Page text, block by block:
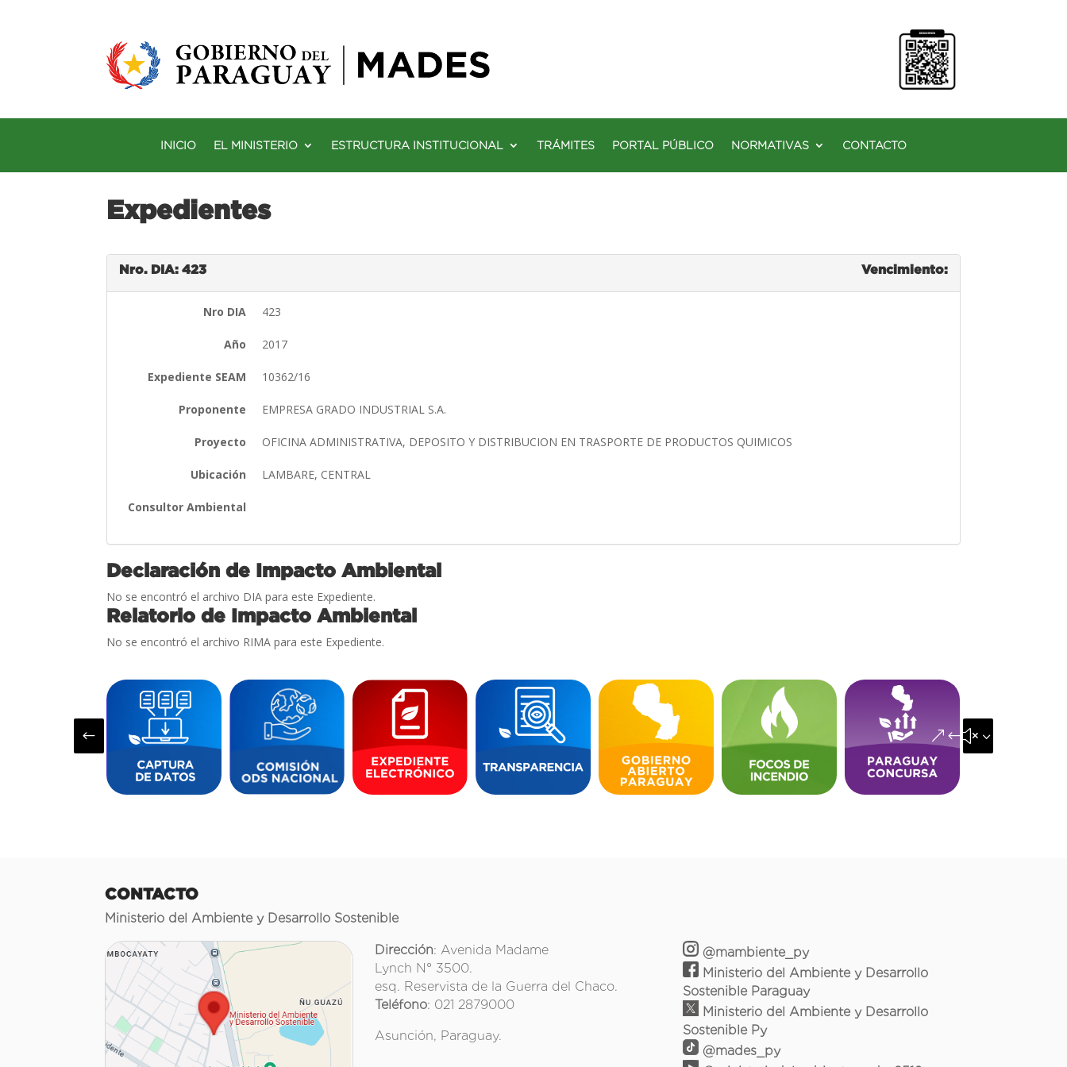
INICIO EL MINISTERIO ESTRUCTURA INSTITUCIONAL TRÁMITES PORTAL PÚBLICO NORMATIVAS CONTACTO
Expedientes
Nro. DIA: 423 Vencimiento:
Nro DIA 423
Año 2017
Expediente SEAM 10362/16
Proponente EMPRESA GRADO INDUSTRIAL S.A.
Proyecto OFICINA ADMINISTRATIVA, DEPOSITO Y DISTRIBUCION EN TRASPORTE DE PRODUCTOS QUIMICOS
Ubicación LAMBARE, CENTRAL
Consultor Ambiental
Declaración de Impacto Ambiental
No se encontró el archivo DIA para este Expediente.
Relatorio de Impacto Ambiental
No se encontró el archivo RIMA para este Expediente.
# &#x35;
CONTACTO
Ministerio del Ambiente y Desarrollo Sostenible
Dirección: Avenida Madame
Lynch N° 3500.
esq. Reservista de la Guerra del Chaco.
Teléfono: 021 2879000
Asunción, Paraguay.
@mambiente_py
Ministerio del Ambiente y Desarrollo
Sostenible Paraguay
Ministerio del Ambiente y Desarrollo
Sostenible Py
@mades_py